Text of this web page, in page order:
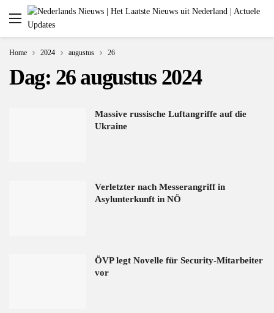
Home 2024 augustus 26
Dag: 26 augustus 2024
Massive russische Luftangriffe auf die
Ukraine
Verletzter nach Messerangriff in
Asylunterkunft in NÖ
ÖVP legt Novelle für Security-Mitarbeiter
vor